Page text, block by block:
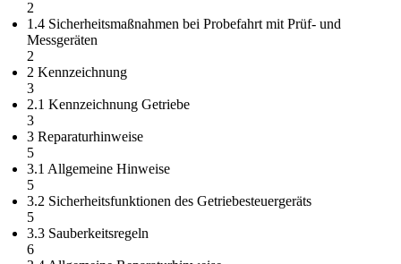
2
1.4 Sicherheitsmaßnahmen bei Probefahrt mit Prüf- und
Messgeräten
2
2 Kennzeichnung
3
2.1 Kennzeichnung Getriebe
3
3 Reparaturhinweise
5
3.1 Allgemeine Hinweise
5
3.2 Sicherheitsfunktionen des Getriebesteuergeräts
5
3.3 Sauberkeitsregeln
6